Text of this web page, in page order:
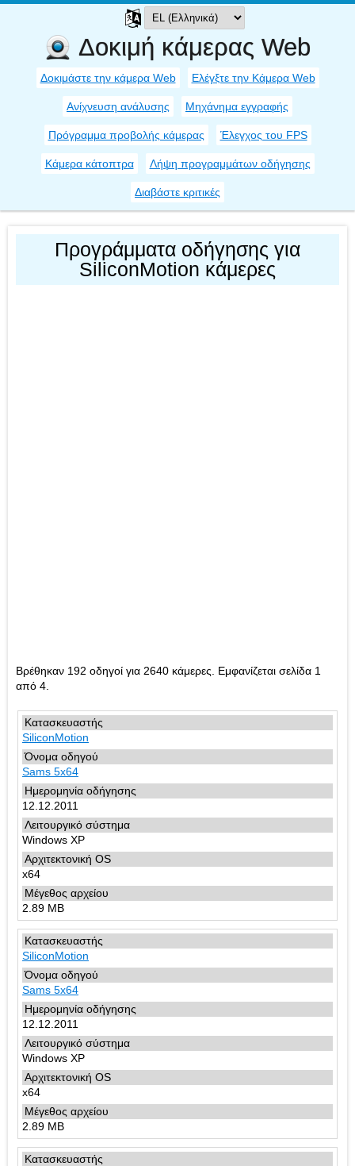
Δοκιμή κάμερας Web
Δοκιμάστε την κάμερα Web Ελέγξτε την Κάμερα Web
Ανίχνευση ανάλυσης Μηχάνημα εγγραφής
Πρόγραμμα προβολής κάμερας Έλεγχος του FPS
Κάμερα κάτοπτρα Λήψη προγραμμάτων οδήγησης
Διαβάστε κριτικές
Προγράμματα οδήγησης για
SiliconMotion κάμερες
Βρέθηκαν 192 οδηγοί για 2640 κάμερες. Εμφανίζεται σελίδα 1
από 4.
SiliconMotion
Sams 5x64
12.12.2011
Windows XP
x64
2.89 MB
SiliconMotion
Sams 5x64
12.12.2011
Windows XP
x64
2.89 MB